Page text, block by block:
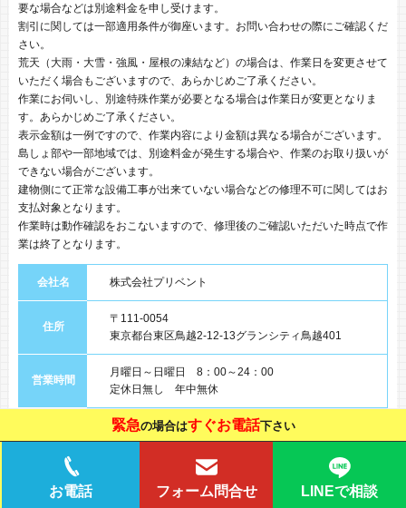
要な場合などは別途料金を申し受けます。
割引に関しては一部適用条件が御座います。お問い合わせの際にご確認くだ
さい。
荒天（大雨・大雪・強風・屋根の凍結など）の場合は、作業日を変更させて
いただく場合もございますので、あらかじめご了承ください。
作業にお伺いし、別途特殊作業が必要となる場合は作業日が変更となりま
す。あらかじめご了承ください。
表示金額は一例ですので、作業内容により金額は異なる場合がございます。
島しょ部や一部地域では、別途料金が発生する場合や、作業のお取り扱いが
できない場合がございます。
建物側にて正常な設備工事が出来ていない場合などの修理不可に関してはお
支払対象となります。
作業時は動作確認をおこないますので、修理後のご確認いただいた時点で作
業は終了となります。
会社名 株式会社プリベント
住所
〒111-0054
東京都台東区鳥越2-12-13グランシティ鳥越401
営業時間
月曜日～日曜日 8：00～24：00
定休日無し 年中無休
各種水回りのメンテナンス、設備、保守点検など
緊急の場合はすぐお電話下さい
お電話 フォーム問合せ LINEで相談